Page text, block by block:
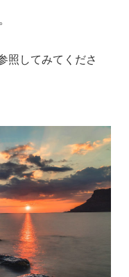
照してみてくださ